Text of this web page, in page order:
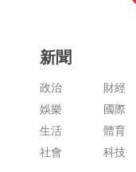
新聞
政治
娛樂
生活
社會
財經
國際
體育
科技